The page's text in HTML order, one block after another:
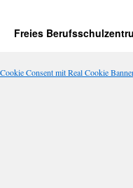
Freies
Cookie Consent mit Real Cookie